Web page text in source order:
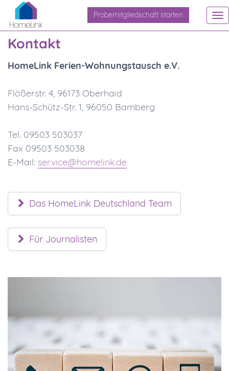
Probemitgliedschaft starten
Kontakt
HomeLink Ferien-Wohnungstausch e.V.
Flößerstr. 4, 96173 Oberhaid
Hans-Schütz-Str. 1, 96050 Bamberg
Tel. 09503 503037
Fax 09503 503038
E-Mail: service@homelink.de
Das HomeLink Deutschland Team
Für Journalisten